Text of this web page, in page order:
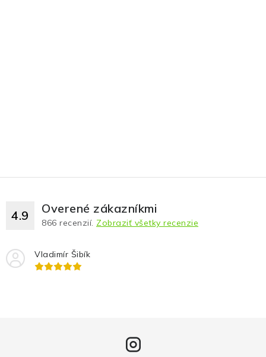
4.9 Overené zákazníkmi
866 recenzií. Zobraziť všetky recenzie
Vladimír Šibík